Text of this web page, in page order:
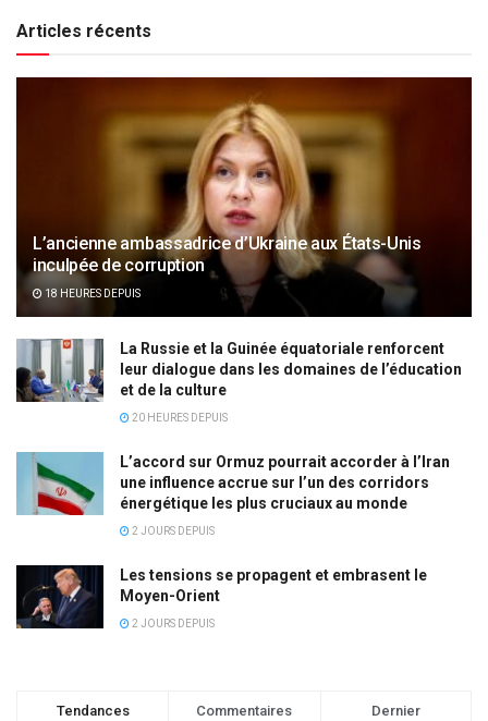
Articles récents
L’ancienne ambassadrice d’Ukraine aux États-Unis
inculpée de corruption
18 HEURES DEPUIS
La Russie et la Guinée équatoriale renforcent
leur dialogue dans les domaines de l’éducation
et de la culture
20 HEURES DEPUIS
L’accord sur Ormuz pourrait accorder à l’Iran
une influence accrue sur l’un des corridors
énergétique les plus cruciaux au monde
2 JOURS DEPUIS
Les tensions se propagent et embrasent le
Moyen-Orient
2 JOURS DEPUIS
Tendances Commentaires Dernier